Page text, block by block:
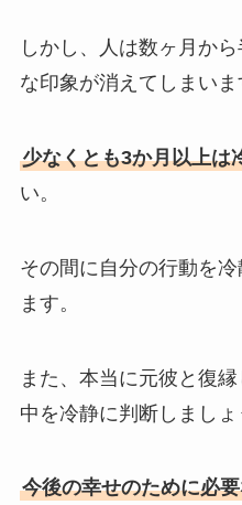
しかし、人は数ヶ月か
な印象が消えてしまいま
少なくとも3か月以上は
い。
その間に自分の行動を
ます。
また、本当に元彼と復
中を冷静に判断しましょ
今後の幸せのために必